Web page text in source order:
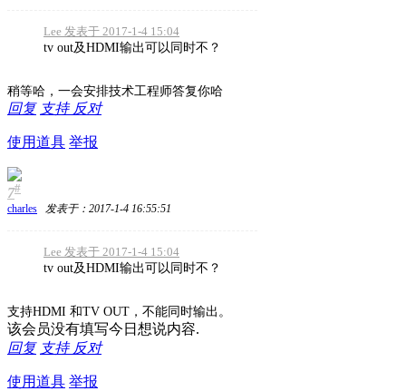
Lee 发表于 2017-1-4 15:04
tv out及HDMI输出可以同时不？
稍等哈，一会安排技术工程师答复你哈
回复 支持 反对
使用道具 举报
7#
charles 发表于：2017-1-4 16:55:51
Lee 发表于 2017-1-4 15:04
tv out及HDMI输出可以同时不？
支持HDMI 和TV OUT，不能同时输出。
该会员没有填写今日想说内容.
回复 支持 反对
使用道具 举报